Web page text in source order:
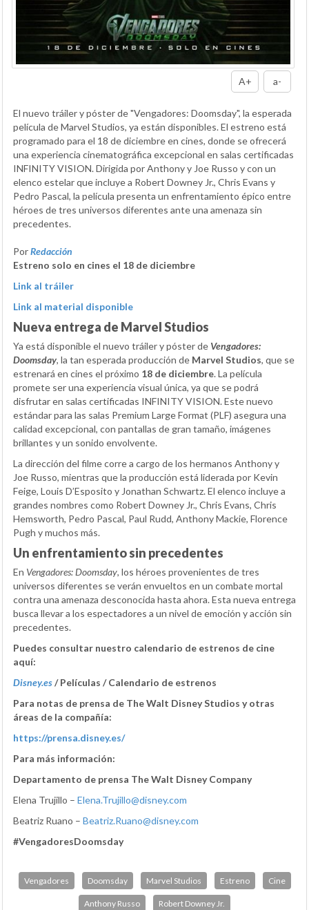
A+ a-
El nuevo tráiler y póster de "Vengadores: Doomsday", la esperada
película de Marvel Studios, ya están disponibles. El estreno está
programado para el 18 de diciembre en cines, donde se ofrecerá
una experiencia cinematográfica excepcional en salas certificadas
INFINITY VISION. Dirigida por Anthony y Joe Russo y con un
elenco estelar que incluye a Robert Downey Jr., Chris Evans y
Pedro Pascal, la película presenta un enfrentamiento épico entre
héroes de tres universos diferentes ante una amenaza sin
precedentes.
PorRedacción
Estreno solo en cines el 18 de diciembre
Link al tráiler
Link al material disponible
Nueva entrega de Marvel Studios
Ya está disponible el nuevo tráiler y póster de Vengadores:
Doomsday, la tan esperada producción de Marvel Studios, que se
estrenará en cines el próximo 18 de diciembre. La película
promete ser una experiencia visual única, ya que se podrá
disfrutar en salas certificadas INFINITY VISION. Este nuevo
estándar para las salas Premium Large Format (PLF) asegura una
calidad excepcional, con pantallas de gran tamaño, imágenes
brillantes y un sonido envolvente.
La dirección del filme corre a cargo de los hermanos Anthony y
Joe Russo, mientras que la producción está liderada por Kevin
Feige, Louis D’Esposito y Jonathan Schwartz. El elenco incluye a
grandes nombres como Robert Downey Jr., Chris Evans, Chris
Hemsworth, Pedro Pascal, Paul Rudd, Anthony Mackie, Florence
Pugh y muchos más.
Un enfrentamiento sin precedentes
En Vengadores: Doomsday, los héroes provenientes de tres
universos diferentes se verán envueltos en un combate mortal
contra una amenaza desconocida hasta ahora. Esta nueva entrega
busca llevar a los espectadores a un nivel de emoción y acción sin
precedentes.
Puedes consultar nuestro calendario de estrenos de cine
aquí:
Disney.es/ Películas / Calendario de estrenos
Para notas de prensa de The Walt Disney Studios y otras
áreas de la compañía:
https://prensa.disney.es/
Para más información:
Departamento de prensa The Walt Disney Company
Elena Trujillo – Elena.Trujillo@disney.com
Beatriz Ruano – Beatriz.Ruano@disney.com
#VengadoresDoomsday
Vengadores Doomsday Marvel Studios Estreno Cine
Anthony Russo Robert Downey Jr.